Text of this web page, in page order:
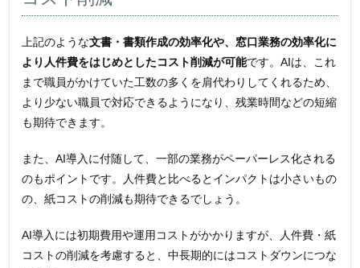
上記のような文書・書類作成の効率化や、窓口業務の効率化に
より人件費をはじめとしたコスト削減が可能です。AIは、これ
まで職員がかけていた工数の多くを肩代わりしてくれるため、
より少ない職員で対応できるようになり、残業時間などの短縮
も期待できます。
また、AI導入に付随して、一部の業務がペーパーレス化される
のもポイントです。人件費と比べるとインパクトは小さいもの
の、紙コストの削減も期待できるでしょう。
AI導入には初期費用や運用コストがかかりますが、人件費・紙
コストの削減を考慮すると、中長期的にはコストダウンにつな